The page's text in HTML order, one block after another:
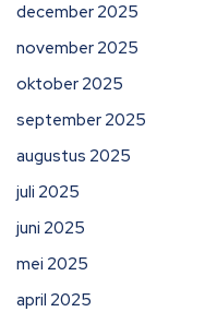
december 2025
november 2025
oktober 2025
september 2025
augustus 2025
juli 2025
juni 2025
mei 2025
april 2025